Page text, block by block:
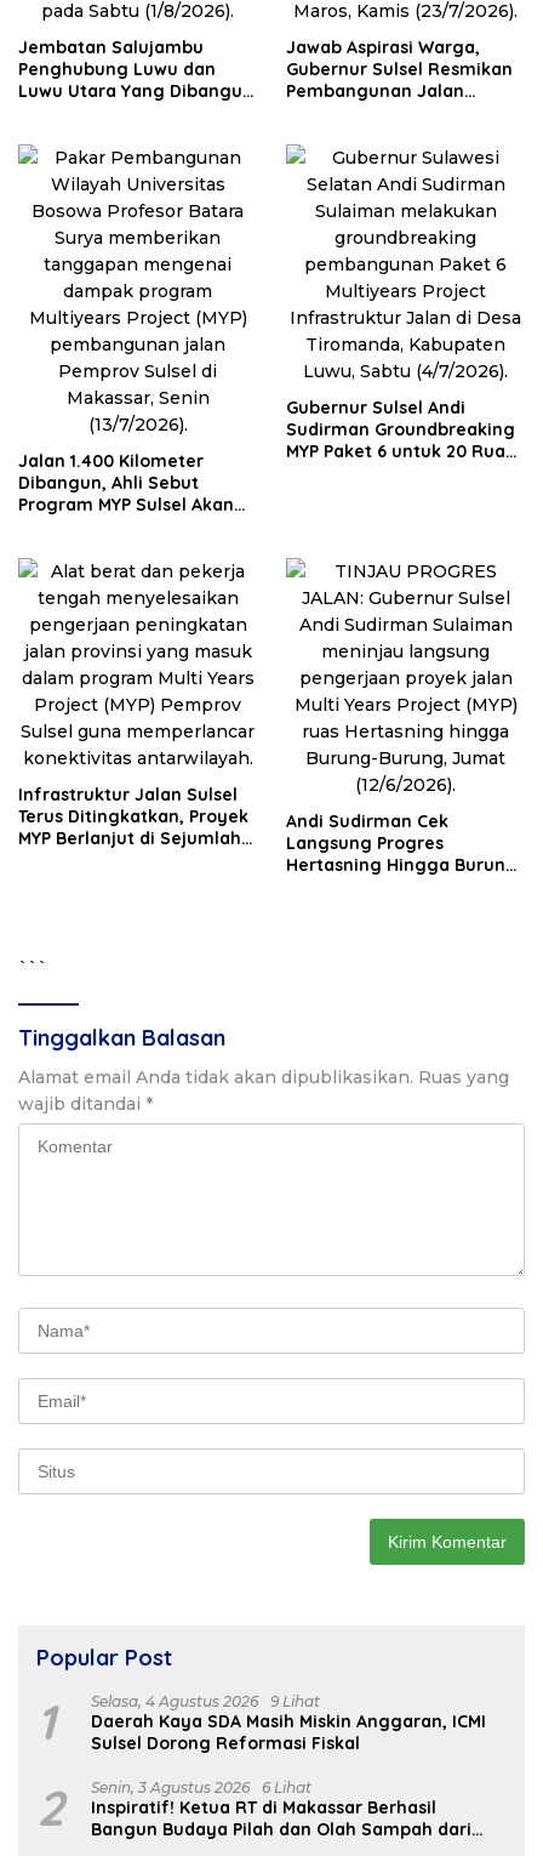
Jembatan Salujambu
Penghubung Luwu dan
Luwu Utara Yang Dibangun
Jawab Aspirasi Warga,
Gubernur Sulsel Resmikan
Pembangunan Jalan
Jalan 1.400 Kilometer
Dibangun, Ahli Sebut
Program MYP Sulsel Akan
Gubernur Sulsel Andi
Sudirman Groundbreaking
MYP Paket 6 untuk 20 Ruas
Infrastruktur Jalan Sulsel
Terus Ditingkatkan, Proyek
MYP Berlanjut di Sejumlah
Andi Sudirman Cek
Langsung Progres
Hertasning Hingga Burung-
```
Tinggalkan Balasan
Alamat email Anda tidak akan dipublikasikan. Ruas yang
wajib ditandai *
Popular Post
1 Selasa, 4 Agustus 2026 9 Lihat
Daerah Kaya SDA Masih Miskin Anggaran, ICMI
Sulsel Dorong Reformasi Fiskal
2 Senin, 3 Agustus 2026 6 Lihat
Inspiratif! Ketua RT di Makassar Berhasil
Bangun Budaya Pilah dan Olah Sampah dari